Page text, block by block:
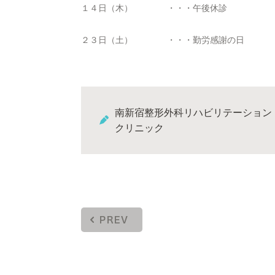
１４日（木） ・・・午後休診
２３日（土） ・・・勤労感謝の日
南新宿整形外科リハビリテーション
クリニック
PREV